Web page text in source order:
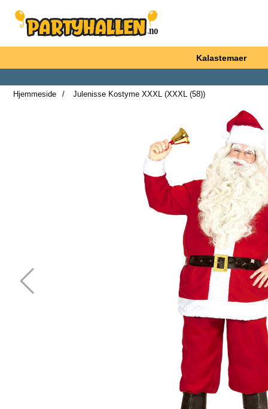
Startsiden for Partyhallen AB
Kalastemaer
Hjemmeside
Julenisse Kostyme XXXL (XXXL (58))